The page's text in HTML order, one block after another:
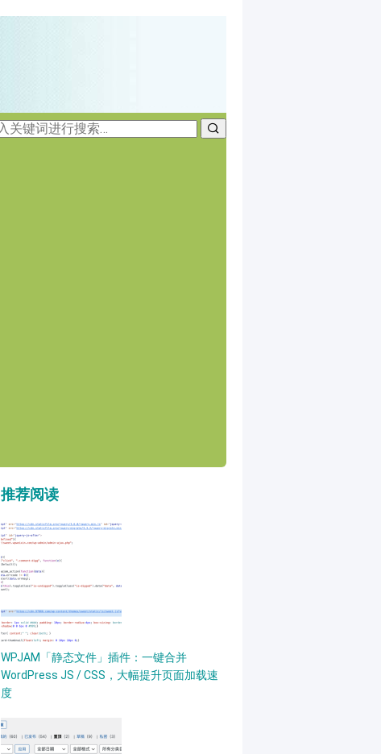
推荐阅读
WPJAM「静态文件」插件：一键合并
WordPress JS / CSS，大幅提升页面加载速
度